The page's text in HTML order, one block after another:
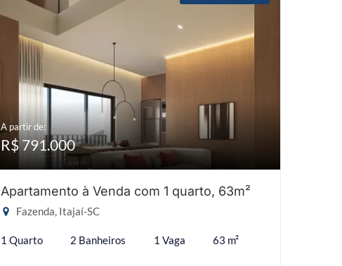
A partir de:
R$ 791.000
Apartamento à Venda com 1 quarto, 63m²
Fazenda, Itajaí-SC
1 Quarto 2 Banheiros 1 Vaga 63 m²